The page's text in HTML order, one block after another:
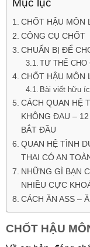
Mục lục
CHỐT HẬU MÔN
CÔNG CỤ CHỐT
CHUẨN BỊ ĐỂ
TƯ THẾ CHO
CHỐT HẬU MÔN
Bài viết hữu
CÁCH QUAN HỆ
KHÔNG ĐAU –
BẮT ĐẦU
QUAN HỆ TÌNH
THAI CÓ AN
NHỮNG GÌ BẠN
NHIỀU CỰC
CÁCH ĂN ASS –
CHỐT HẬU